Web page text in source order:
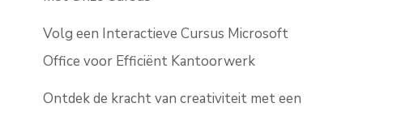
Volg een Interactieve Cursus Microsoft
Office voor Efficiënt Kantoorwerk
Ontdek de kracht van creativiteit met een